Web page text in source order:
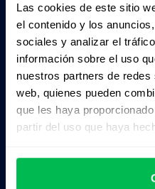
Las cookies de este sitio
el contenido y los
sociales y analizar el
información sobre el uso
nuestros partners de
web, quienes pueden
que les haya
partir del uso que haya
Business